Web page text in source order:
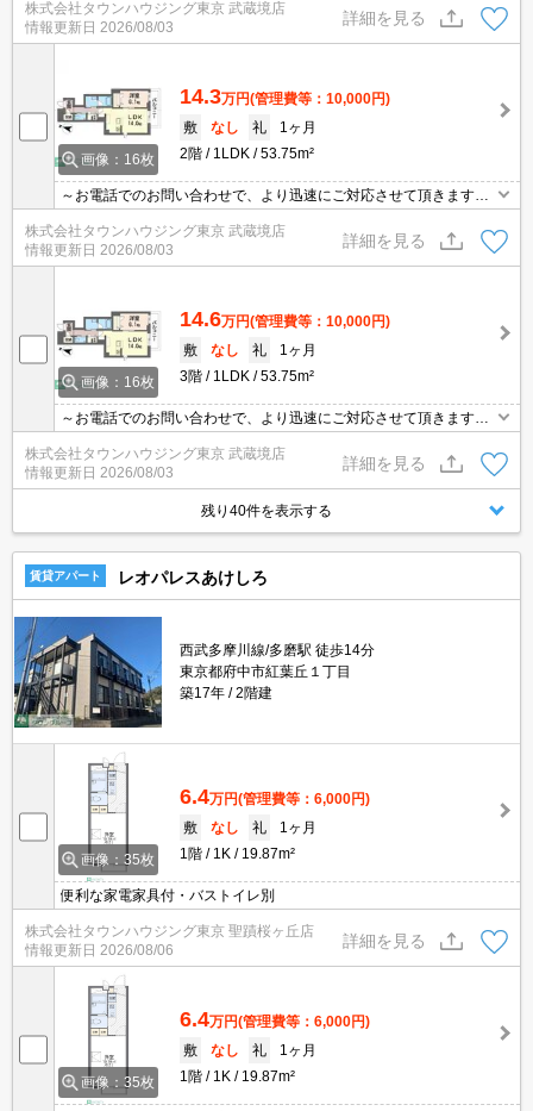
株式会社タウンハウジング東京 武蔵境店
情報更新日 2026/08/03
詳細を見る
画像：16枚
14.3万円(管理費等：10,000円)
敷
なし 礼
1ヶ月
2階
1LDK 53.75m²
～お電話でのお問い合わせで、より迅速にご対応させて頂きます～
地域密着タウンハウジングまで～
株式会社タウンハウジング東京 武蔵境店
情報更新日 2026/08/03
詳細を見る
画像：16枚
14.6万円(管理費等：10,000円)
敷
なし 礼
1ヶ月
3階
1LDK 53.75m²
～お電話でのお問い合わせで、より迅速にご対応させて頂きます～
地域密着タウンハウジングまで～
株式会社タウンハウジング東京 武蔵境店
情報更新日 2026/08/03
詳細を見る
残り40件を表示する
賃貸アパート レオパレスあけしろ
西武多摩川線/多磨駅 徒歩14分
東京都府中市紅葉丘１丁目
築17年
2階建
画像：35枚
6.4万円(管理費等：6,000円)
敷
なし 礼
1ヶ月
1階
1K 19.87m²
便利な家電家具付・バストイレ別
株式会社タウンハウジング東京 聖蹟桜ヶ丘店
情報更新日 2026/08/06
詳細を見る
画像：35枚
6.4万円(管理費等：6,000円)
敷
なし 礼
1ヶ月
1階
1K 19.87m²